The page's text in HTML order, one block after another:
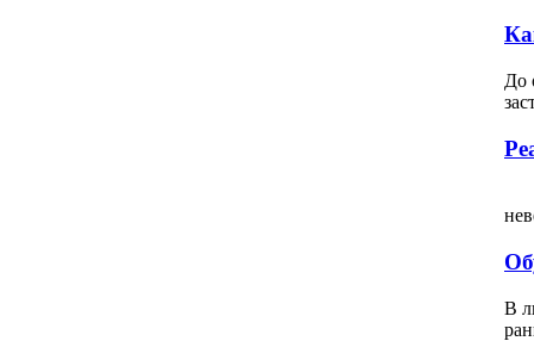
До
В